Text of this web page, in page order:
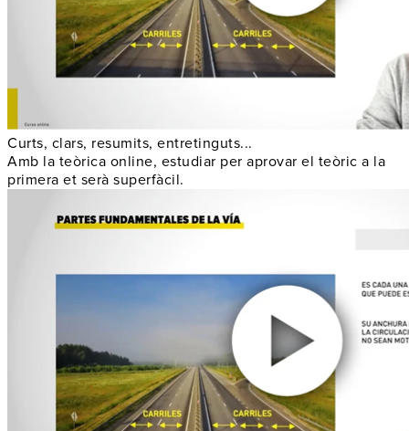
Curts, clars, resumits, entretinguts...
Amb la teòrica online, estudiar per aprovar el teòric a la
primera et serà superfàcil.